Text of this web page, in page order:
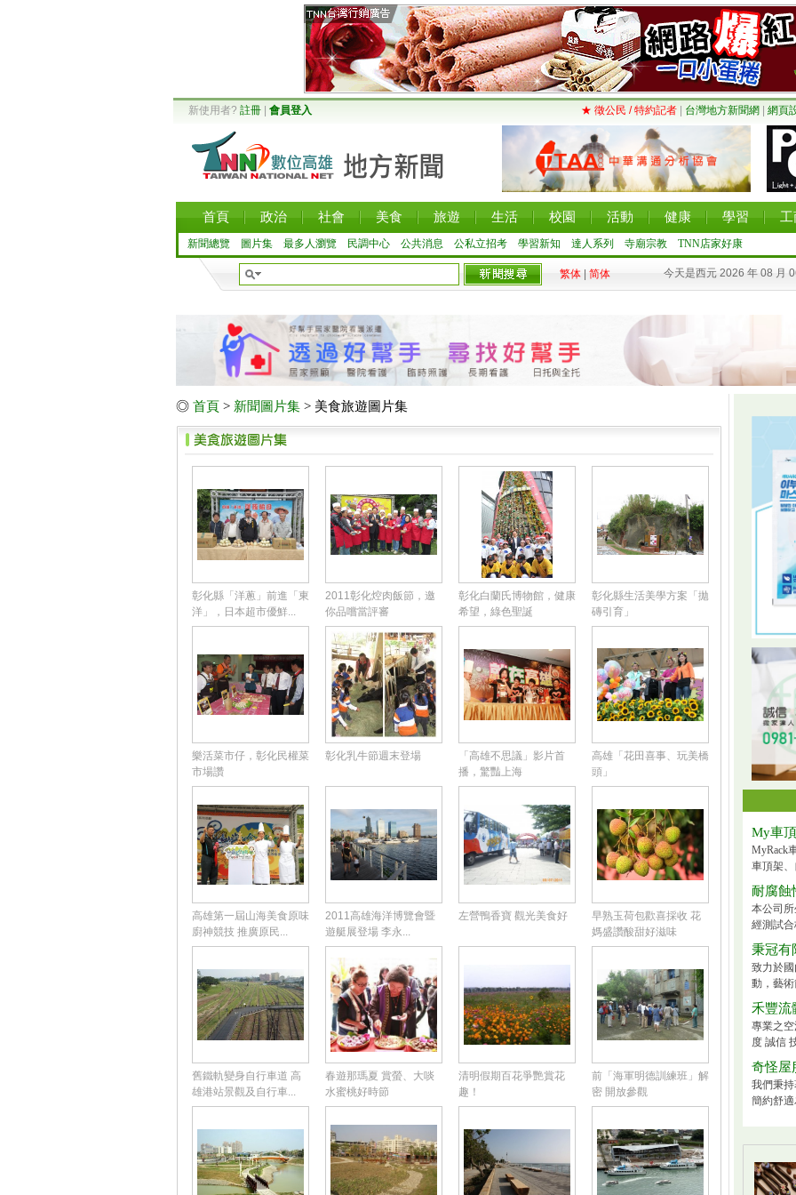
新使用者? 註冊 會員登入 ★ 徵公民 / 特約記者 台灣地方新聞網 網頁
首頁 政治 社會 美食 旅遊 生活 校園 活動 健康 學習 工
新聞總覽 圖片集 最多人瀏覽 民調中心 公共消息 公私立招考 學習新知 達人系列 寺廟宗教 TNN店家好康
繁体 简体 今天是西元 2026 年 08 月
◎ 首頁 > 新聞圖片集 > 美食旅遊圖片集
彰化縣「洋蔥」前進「東
洋」，日本超市優鮮...
2011彰化焢肉飯節，邀
你品嚐當評審
彰化白蘭氏博物館，健康
希望，綠色聖誕
彰化縣生活美學方案「拋
磚引育」
樂活菜市仔，彰化民權菜
市場讚
彰化乳牛節週末登場
「高雄不思議」影片首
播，驚豔上海
高雄「花田喜事、玩美橋
頭」
高雄第一屆山海美食原味
廚神競技 推廣原民...
2011高雄海洋博覽會暨
遊艇展登場 李永...
左營鴨香寶 觀光美食好
早熟玉荷包歡喜採收 花
媽盛讚酸甜好滋味
舊鐵軌變身自行車道 高
雄港站景觀及自行車...
春遊那瑪夏 賞螢、大啖
水蜜桃好時節
清明假期百花爭艷賞花
趣！
前「海軍明德訓練班」解
密 開放參觀
My車
MyRack
車頂架
耐腐蝕
本公司
經測試
秉冠有
致力於
動，藝
禾豐流
專業之
度 誠信
奇怪屋
我們秉
簡約舒